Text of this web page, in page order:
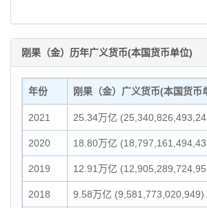
刚果（金）历年广义货币(本国货币单位)
年份 刚果（金）广义货币(本国货币
2021 25.34万亿
2020 18.80万亿
2019 12.91万亿
2018 9.58万亿 (9,581,773,020,949)